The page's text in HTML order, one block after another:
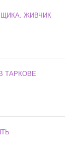
ЖИВЧИК
ТАРКОВЕ